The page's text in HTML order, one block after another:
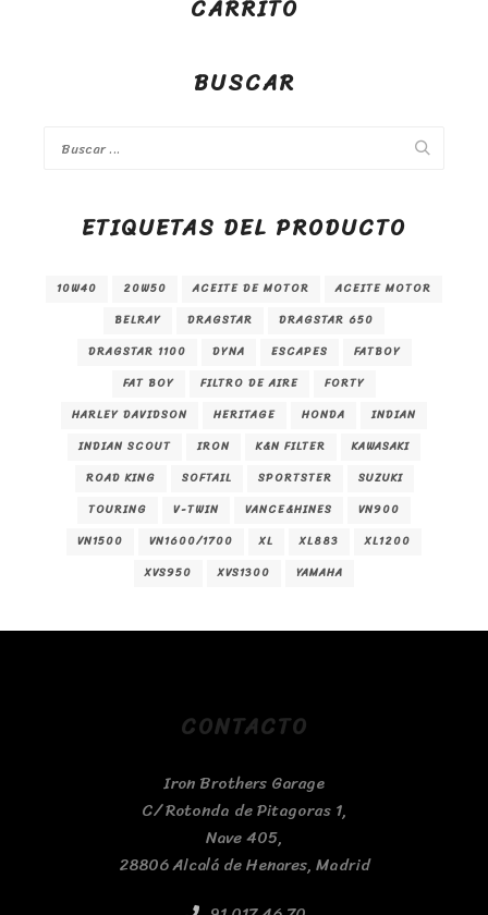
CARRITO
BUSCAR
ETIQUETAS DEL PRODUCTO
10W40 20W50 ACEITE DE MOTOR
ACEITE MOTOR
BELRAY
DRAGSTAR
DRAGSTAR 650
DRAGSTAR 1100
DYNA ESCAPES
FATBOY
FAT BOY
FILTRO DE AIRE
FORTY
HARLEY DAVIDSON
HERITAGE HONDA
INDIAN
INDIAN SCOUT
IRON K&N FILTER
KAWASAKI
ROAD KING
SOFTAIL SPORTSTER
SUZUKI
TOURING
V-TWIN VANCE&HINES
VN900
VN1500
VN1600/1700 XL XL883
XL1200
XVS950
XVS1300 YAMAHA
CONTACTO
Iron Brothers Garage
C/ Rotonda de Pitagoras 1,
Nave 405,
28806 Alcalá de Henares, Madrid